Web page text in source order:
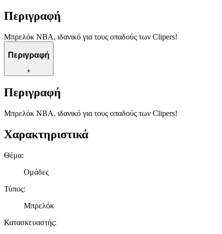
Περιγραφή
Μπρελόκ NBA, ιδανικό για τους οπαδούς των Clipers!
Περιγραφή
+
Περιγραφή
Μπρελόκ NBA, ιδανικό για τους οπαδούς των Clipers!
Χαρακτηριστικά
Θέμα:
Ομάδες
Τύπος:
Μπρελόκ
Κατασκευαστής: